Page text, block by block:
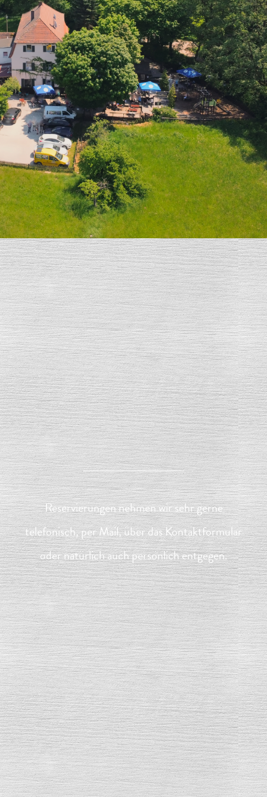
Reservierungen nehmen wir sehr gerne
telefonisch, per Mail, über das Kontaktformular
oder natürlich auch persönlich entgegen.